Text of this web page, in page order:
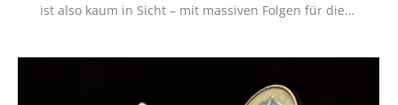
ist also kaum in Sicht – mit massiven Folgen für die…